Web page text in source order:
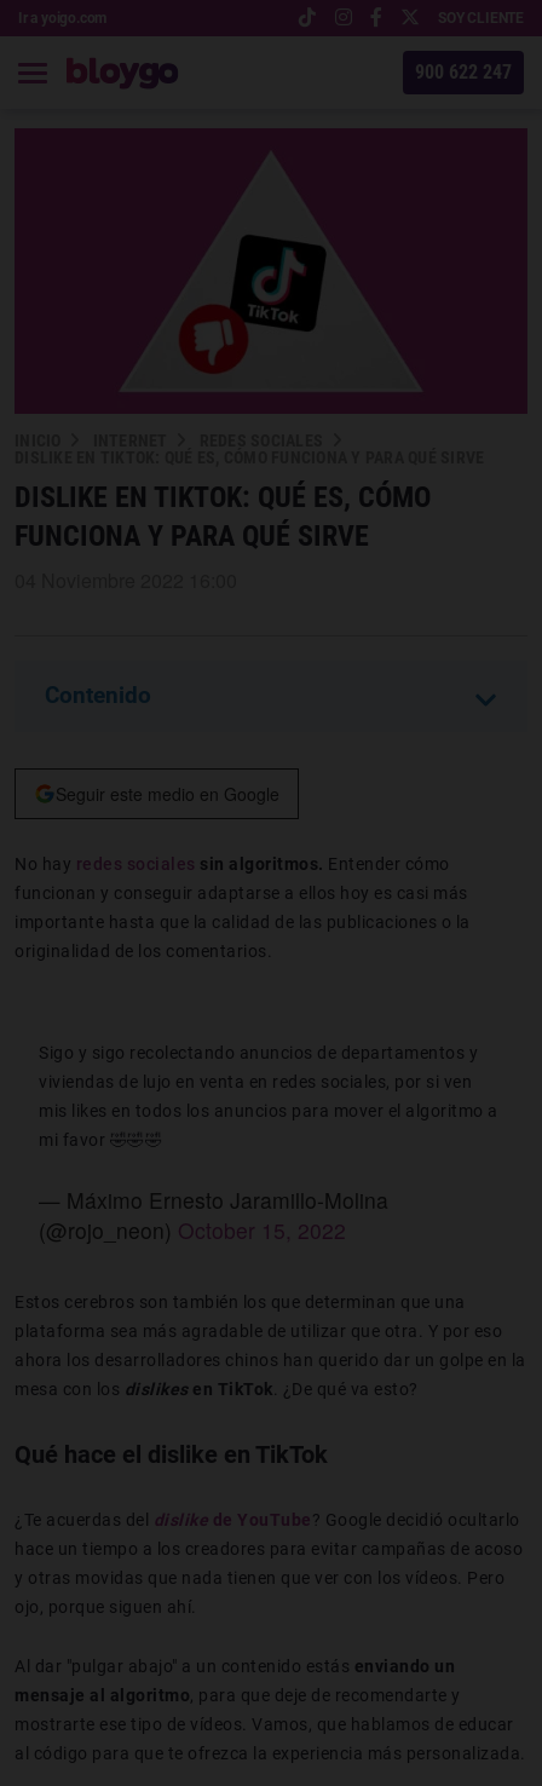
Ir a yoigo.com SOY CLIENTE
900 622 247
DISLIKE EN TIKTOK: QUÉ ES, CÓMO
FUNCIONA Y PARA QUÉ SIRVE
Contenido
Seguir este medio en Google
No hay redes sociales sin algoritmos. Entender cómo
funcionan y conseguir adaptarse a ellos hoy es casi más
importante hasta que la calidad de las publicaciones o la
originalidad de los comentarios.
Sigo y sigo recolectando anuncios de departamentos y
viviendas de lujo en venta en redes sociales, por si ven
mis likes en todos los anuncios para mover el algoritmo a
mi favor 🤣🤣🤣
— Máximo Ernesto Jaramillo-Molina
(@rojo_neon) October 15, 2022
Estos cerebros son también los que determinan que una
plataforma sea más agradable de utilizar que otra. Y por eso
ahora los desarrolladores chinos han querido dar un golpe en la
mesa con los dislikes en TikTok . ¿De qué va esto?
Qué hace el dislike en TikTok
¿Te acuerdas del dislike de YouTube? Google decidió ocultarlo
hace un tiempo a los creadores para evitar campañas de acoso
y otras movidas que nada tienen que ver con los vídeos. Pero
ojo, porque siguen ahí.
Al dar "pulgar abajo" a un contenido estás enviando un
mensaje al algoritmo , para que deje de recomendarte y
mostrarte ese tipo de vídeos. Vamos, que hablamos de educar
al código para que te ofrezca la experiencia más personalizada.